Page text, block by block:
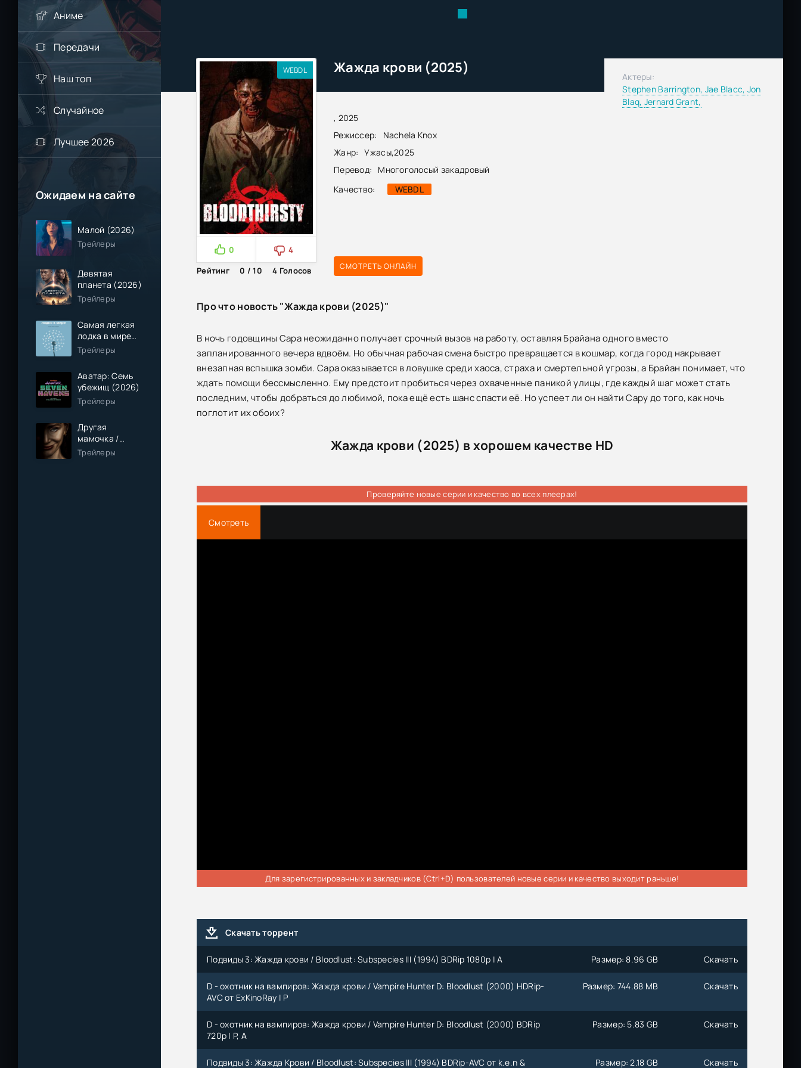
Аниме
Передачи
Наш топ
Случайное
Лучшее 2026
Ожидаем на сайте
Малой (2026)
Трейлеры
Девятая
планета (2026)
Трейлеры
Самая легкая
лодка в мире
(2026)
Трейлеры
Аватар: Семь
убежищ (2026)
Трейлеры
Другая
мамочка /
Чужая мама
(2026)
Трейлеры
Жажда крови (2025)
, 2025
Режиссер:
Nachela Knox
Жанр:
Ужасы,2025
Перевод:
Многоголосый закадровый
Качество:
WEBDL
WEBDL
0
4
Рейтинг
0 / 10 4 Голосов СМОТРЕТЬ ОНЛАЙН
Актеры:
Stephen Barrington, Jae Blacc, Jon
Blaq, Jernard Grant,
Про что новость "Жажда крови (2025)"
В ночь годовщины Сара неожиданно получает срочный вызов на работу, оставляя Брайана одного вместо
запланированного вечера вдвоём. Но обычная рабочая смена быстро превращается в кошмар, когда город накрывает
внезапная вспышка зомби. Сара оказывается в ловушке среди хаоса, страха и смертельной угрозы, а Брайан понимает, что
ждать помощи бессмысленно. Ему предстоит пробиться через охваченные паникой улицы, где каждый шаг может стать
последним, чтобы добраться до любимой, пока ещё есть шанс спасти её. Но успеет ли он найти Сару до того, как ночь
поглотит их обоих?
Жажда крови (2025) в хорошем качестве HD
Проверяйте новые серии и качество во всех плеерах!
Смотреть
Для зарегистрированных и закладчиков (Ctrl+D) пользователей новые серии и качество выходит раньше!
Скачать торрент
Подвиды 3: Жажда крови / Bloodlust: Subspecies III (1994) BDRip 1080p | A Размер: 8.96 GB Скачать
D - охотник на вампиров: Жажда крови / Vampire Hunter D: Bloodlust (2000) HDRip-
AVC от ExKinoRay | Р
Размер: 744.88 MB Скачать
D - охотник на вампиров: Жажда крови / Vampire Hunter D: Bloodlust (2000) BDRip
720p | P, A
Размер: 5.83 GB Скачать
Подвиды 3: Жажда Крови / Bloodlust: Subspecies III (1994) BDRip-AVC от k.e.n &
Размер: 2.18 GB Скачать